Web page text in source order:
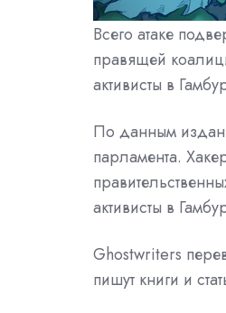
Всего атаке
правящей
активисты в
По данным
парламента.
активисты в
Ghostwriters
пишут книги и